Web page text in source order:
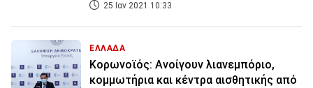
25 Ιαν 2021 10:33
ΕΛΛΑΔΑ
Κορωνοϊός: Ανοίγουν λιανεμπόριο,
κομμωτήρια και κέντρα αισθητικής από